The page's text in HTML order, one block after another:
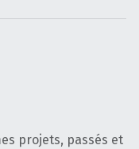
projets, passés et